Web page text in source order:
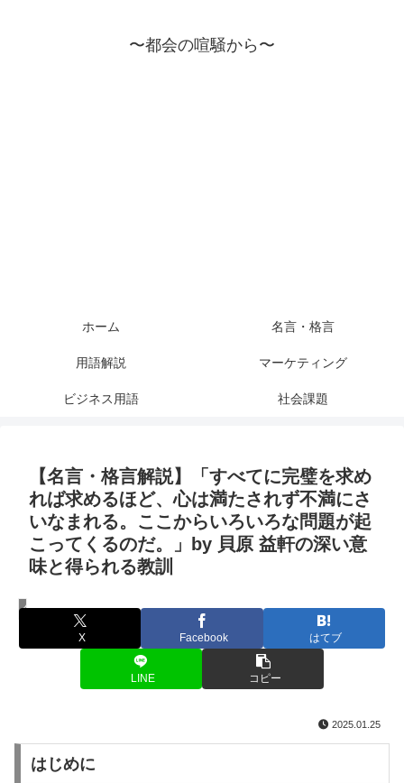
〜都会の喧騒から〜
ホーム 名言・格言
用語解説 マーケティング
ビジネス用語 社会課題
【名言・格言解説】「すべてに完璧を求め
れば求めるほど、心は満たされず不満にさ
いなまれる。ここからいろいろな問題が起
こってくるのだ。」by 貝原 益軒の深い意
味と得られる教訓
名言・格言
X Facebook はてブ
LINE コピー
2025.01.25
はじめに